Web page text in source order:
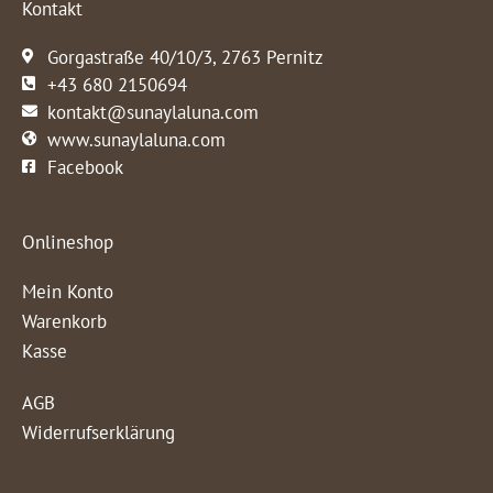
Kontakt
Gorgastraße 40/10/3, 2763 Pernitz
+43 680 2150694
kontakt@sunaylaluna.com
www.sunaylaluna.com
Facebook
Onlineshop
Mein Konto
Warenkorb
Kasse
AGB
Widerrufserklärung